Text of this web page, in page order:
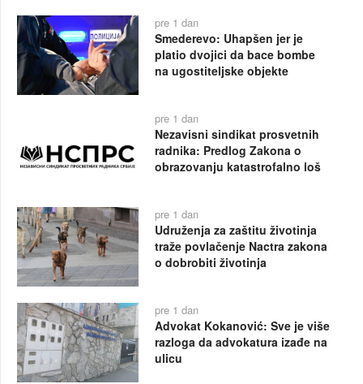
pre 1 dan
Smederevo: Uhapšen jer je
platio dvojici da bace bombe
na ugostiteljske objekte
pre 1 dan
Nezavisni sindikat prosvetnih
radnika: Predlog Zakona o
obrazovanju katastrofalno loš
pre 1 dan
Udruženja za zaštitu životinja
traže povlačenje Nactra zakona
o dobrobiti životinja
pre 1 dan
Advokat Kokanović: Sve je više
razloga da advokatura izađe na
ulicu